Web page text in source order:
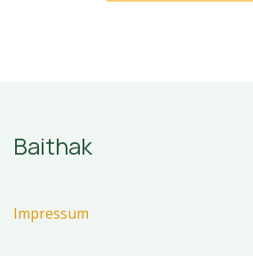
Baithak
Impressum